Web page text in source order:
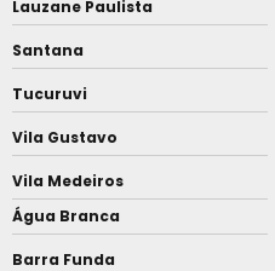
Lauzane Paulista
Santana
Tucuruvi
Vila Gustavo
Vila Medeiros
Água Branca
Barra Funda